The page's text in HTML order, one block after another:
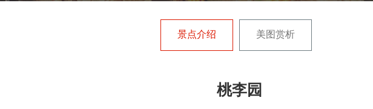
景点介绍 美图赏析
桃李园